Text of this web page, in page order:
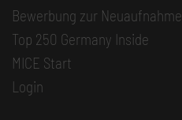
Bewerbung zur Neuaufnahme
Top 250 Germany Inside
MICE Start
Login